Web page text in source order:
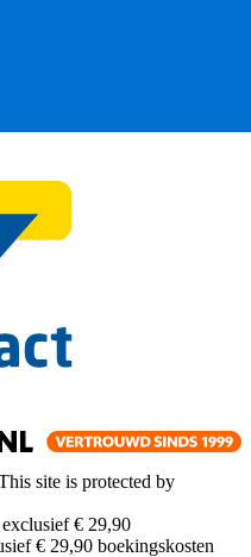
site is protected by
€ 29,90
€ 29,90 boekingskosten